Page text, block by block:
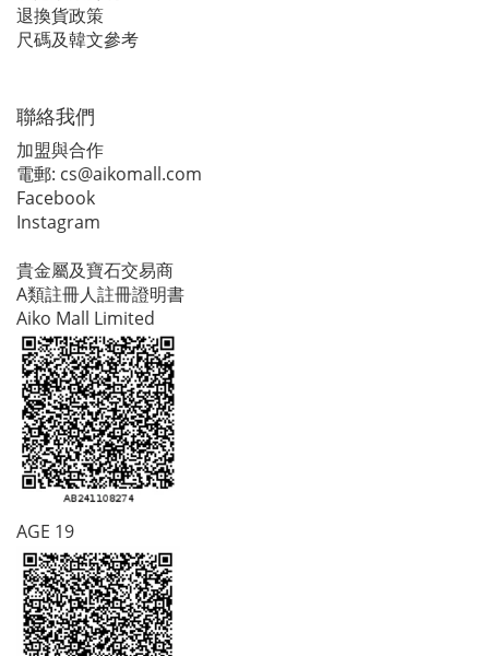
退換貨政策
尺碼及韓文參考
聯絡我們
加盟與合作
電郵: cs@aikomall.com
Facebook
Instagram
貴金屬及寶石交易商
A類註冊人註冊證明書
Aiko Mall Limited
AGE 19